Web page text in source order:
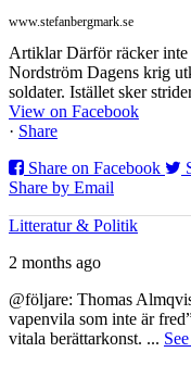
www.stefanbergmark.se
Artiklar Därför räcker
Nordström Dagens krig
soldater. Istället sker
View on Facebook
· Share
Share on Facebook
Share by Email
Litteratur & Politik
2 months ago
@följare: Thomas
vapenvila som inte är
vitala berättarkonst. ...